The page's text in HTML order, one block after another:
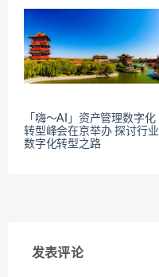
「嗨～AI」资产管理数字化
转型峰会在京举办 探讨行业
数字化转型之路
发表评论